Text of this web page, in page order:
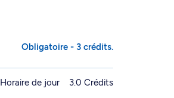
Obligatoire - 3 crédits.
Horaire de jour 3.0 Crédits